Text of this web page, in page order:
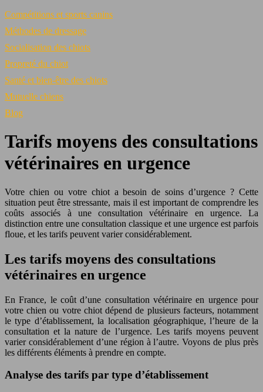
Compétitions et sports canins
Méthodes de dressage
Socialisation des chiots
Propreté du chiot
Santé et bien-être des chiots
Mutuelle chiens
Blog
Tarifs moyens des consultations
vétérinaires en urgence
Votre chien ou votre chiot a besoin de soins d’urgence ? Cette
situation peut être stressante, mais il est important de comprendre les
coûts associés à une consultation vétérinaire en urgence. La
distinction entre une consultation classique et une urgence est parfois
floue, et les tarifs peuvent varier considérablement.
Les tarifs moyens des consultations
vétérinaires en urgence
En France, le coût d’une consultation vétérinaire en urgence pour
votre chien ou votre chiot dépend de plusieurs facteurs, notamment
le type d’établissement, la localisation géographique, l’heure de la
consultation et la nature de l’urgence. Les tarifs moyens peuvent
varier considérablement d’une région à l’autre. Voyons de plus près
les différents éléments à prendre en compte.
Analyse des tarifs par type d’établissement